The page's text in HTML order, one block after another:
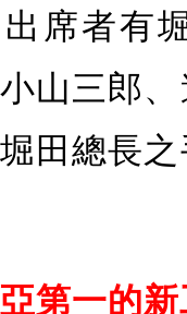
席者有
山三郎
田總長
第一的